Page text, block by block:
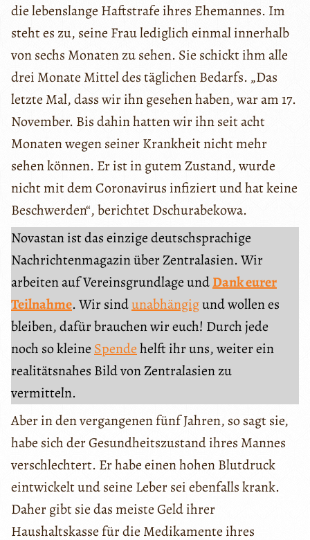
die lebenslange Haftstrafe ihres Ehemannes. Im
steht es zu, seine Frau lediglich einmal innerhalb
von sechs Monaten zu sehen. Sie schickt ihm alle
drei Monate Mittel des täglichen Bedarfs. „Das
letzte Mal, dass wir ihn gesehen haben, war am 17.
November. Bis dahin hatten wir ihn seit acht
Monaten wegen seiner Krankheit nicht mehr
sehen können. Er ist in gutem Zustand, wurde
nicht mit dem Coronavirus infiziert und hat keine
Beschwerden“, berichtet Dschurabekowa.
Novastan ist das einzige deutschsprachige
Nachrichtenmagazin über Zentralasien. Wir
arbeiten auf Vereinsgrundlage undDank eurer
Teilnahme. Wir sindunabhängigund wollen es
bleiben, dafür brauchen wir euch! Durch jede
noch so kleine Spendehelft ihr uns, weiter ein
realitätsnahes Bild von Zentralasien zu
vermitteln.
Aber in den vergangenen fünf Jahren, so sagt sie,
habe sich der Gesundheitszustand ihres Mannes
verschlechtert. Er habe einen hohen Blutdruck
eintwickelt und seine Leber sei ebenfalls krank.
Daher gibt sie das meiste Geld ihrer
Haushaltskasse für die Medikamente ihres